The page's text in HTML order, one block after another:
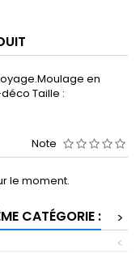
en
Taille :
Note
le moment.
CATÉGORIE :
>
<